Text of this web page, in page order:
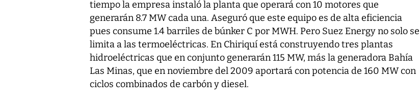
tiempo la empresa instaló la planta que operará con 10 motores que
generarán 8.7 MW cada una. Aseguró que este equipo es de alta eficiencia
pues consume 1.4 barriles de búnker C por MWH. Pero Suez Energy no solo se
limita a las termoeléctricas. En Chiriquí está construyendo tres plantas
hidroeléctricas que en conjunto generarán 115 MW, más la generadora Bahía
Las Minas, que en noviembre del 2009 aportará con potencia de 160 MW con
ciclos combinados de carbón y diesel.